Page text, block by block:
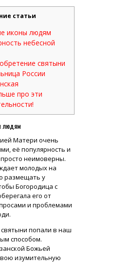
статьи
иконы людям
небесной
святыни
России
про эти
людям
Матери очень
её популярность и
неимоверны.
молодых на
размещать у
Богородица с
его от
и проблемами
попали в наш
способом.
Божьей
изумительную